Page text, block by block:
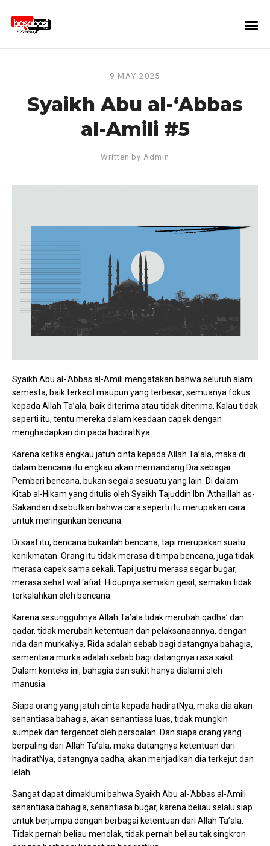
9 MAY 2025
Syaikh Abu al-‘Abbas
al-Amili #5
Written byAdmin
Syaikh Abu al-‘Abbas al-Amili mengatakan bahwa seluruh alam
semesta, baik terkecil maupun yang terbesar, semuanya fokus
kepada Allah Ta’ala, baik diterima atau tidak diterima. Kalau tidak
seperti itu, tentu mereka dalam keadaan capek dengan
menghadapkan diri pada hadiratNya.
Karena ketika engkau jatuh cinta kepada Allah Ta’ala, maka di
dalam bencana itu engkau akan memandang Dia sebagai
Pemberi bencana, bukan segala sesuatu yang lain. Di dalam
Kitab al-Hikam yang ditulis oleh Syaikh Tajuddin Ibn ‘Athaillah as-
Sakandari disebutkan bahwa cara seperti itu merupakan cara
untuk meringankan bencana.
Di saat itu, bencana bukanlah bencana, tapi merupakan suatu
kenikmatan. Orang itu tidak merasa ditimpa bencana, juga tidak
merasa capek sama sekali. Tapi justru merasa segar bugar,
merasa sehat wal ‘afiat. Hidupnya semakin gesit, semakin tidak
terkalahkan oleh bencana.
Karena sesungguhnya Allah Ta’ala tidak merubah qadha’ dan
qadar, tidak merubah ketentuan dan pelaksanaannya, dengan
rida dan murkaNya. Rida adalah sebab bagi datangnya bahagia,
sementara murka adalah sebab bagi datangnya rasa sakit.
Dalam konteks ini, bahagia dan sakit hanya dialami oleh
manusia.
Siapa orang yang jatuh cinta kepada hadiratNya, maka dia akan
senantiasa bahagia, akan senantiasa luas, tidak mungkin
sumpek dan tergencet oleh persoalan. Dan siapa orang yang
berpaling dari Allah Ta’ala, maka datangnya ketentuan dari
hadiratNya, datangnya qadha, akan menjadikan dia terkejut dan
lelah.
Sangat dapat dimaklumi bahwa Syaikh Abu al-‘Abbas al-Amili
senantiasa bahagia, senantiasa bugar, karena beliau selalu siap
untuk berjumpa dengan berbagai ketentuan dari Allah Ta’ala.
Tidak pernah beliau menolak, tidak pernah beliau tak singkron